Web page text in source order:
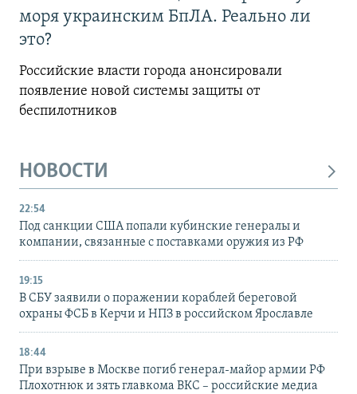
моря украинским БпЛА. Реально ли
это?
Российские власти города анонсировали
появление новой системы защиты от
беспилотников
НОВОСТИ
22:54
Под санкции США попали кубинские генералы и
компании, связанные с поставками оружия из РФ
19:15
В СБУ заявили о поражении кораблей береговой
охраны ФСБ в Керчи и НПЗ в российском Ярославле
18:44
При взрыве в Москве погиб генерал-майор армии РФ
Плохотнюк и зять главкома ВКС – российские медиа